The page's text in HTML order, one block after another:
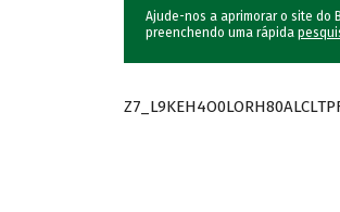
Ajude-nos a aprimorar o site do
preenchendo uma rápida